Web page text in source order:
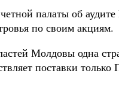
палаты об
по своим акциям.
Молдовы одна
поставки